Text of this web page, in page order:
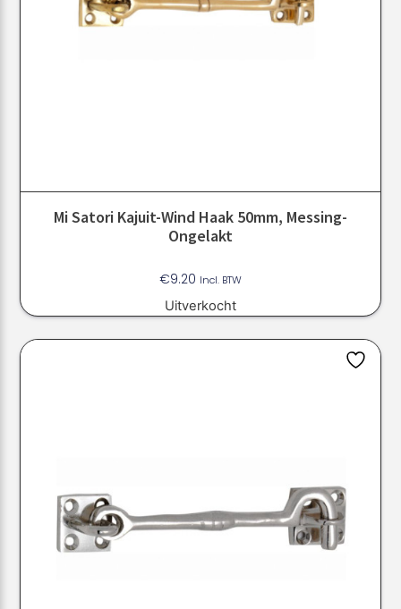
Mi Satori Kajuit-Wind Haak 50mm, Messing-
Ongelakt
€9.20 Incl. BTW
Uitverkocht